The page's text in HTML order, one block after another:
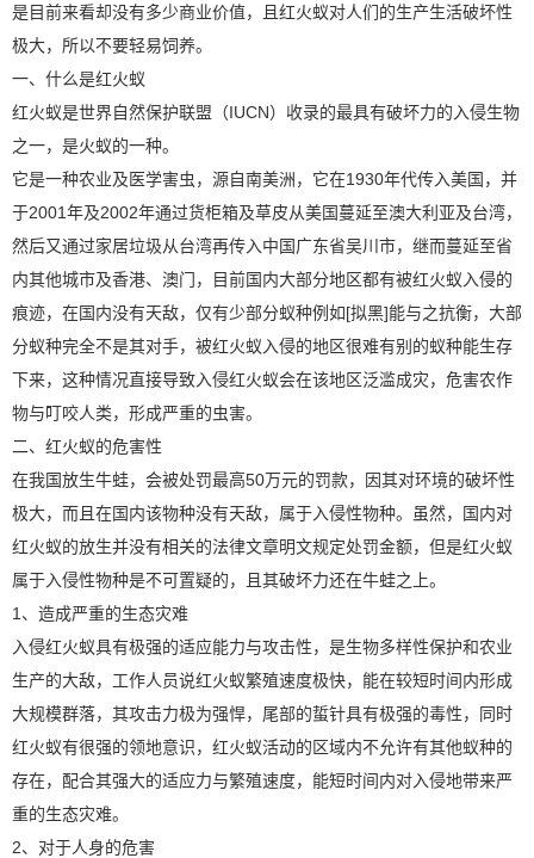
是目前来看却没有多少商业价值，且红火蚁对人们的生产生活破坏性
极大，所以不要轻易饲养。
一、什么是红火蚁
红火蚁是世界自然保护联盟（IUCN）收录的最具有破坏力的入侵生物
之一，是火蚁的一种。
它是一种农业及医学害虫，源自南美洲，它在1930年代传入美国，并
于2001年及2002年通过货柜箱及草皮从美国蔓延至澳大利亚及台湾，
然后又通过家居垃圾从台湾再传入中国广东省吴川市，继而蔓延至省
内其他城市及香港、澳门，目前国内大部分地区都有被红火蚁入侵的
痕迹，在国内没有天敌，仅有少部分蚁种例如[拟黑]能与之抗衡，大部
分蚁种完全不是其对手，被红火蚁入侵的地区很难有别的蚁种能生存
下来，这种情况直接导致入侵红火蚁会在该地区泛滥成灾，危害农作
物与叮咬人类，形成严重的虫害。
二、红火蚁的危害性
在我国放生牛蛙，会被处罚最高50万元的罚款，因其对环境的破坏性
极大，而且在国内该物种没有天敌，属于入侵性物种。虽然，国内对
红火蚁的放生并没有相关的法律文章明文规定处罚金额，但是红火蚁
属于入侵性物种是不可置疑的，且其破坏力还在牛蛙之上。
1、造成严重的生态灾难
入侵红火蚁具有极强的适应能力与攻击性，是生物多样性保护和农业
生产的大敌，工作人员说红火蚁繁殖速度极快，能在较短时间内形成
大规模群落，其攻击力极为强悍，尾部的蜇针具有极强的毒性，同时
红火蚁有很强的领地意识，红火蚁活动的区域内不允许有其他蚁种的
存在，配合其强大的适应力与繁殖速度，能短时间内对入侵地带来严
重的生态灾难。
2、对于人身的危害